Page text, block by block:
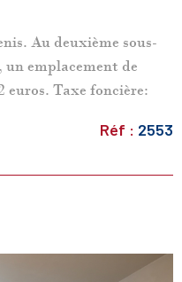
Au deuxième sous-
emplacement de
euros. Taxe foncière:
Réf : 2553